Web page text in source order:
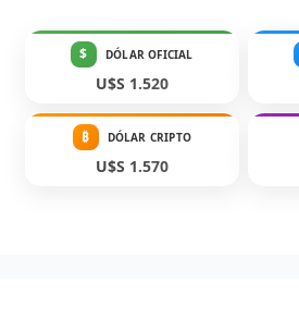
$ DÓLAR OFICIAL
U$S 1.520
₿ DÓLAR CRIPTO
U$S 1.570